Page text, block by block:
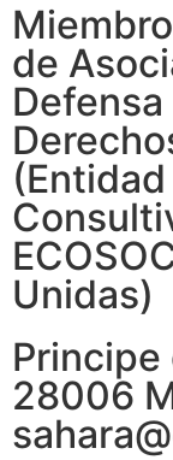
de
Unidas)
Principe
28006